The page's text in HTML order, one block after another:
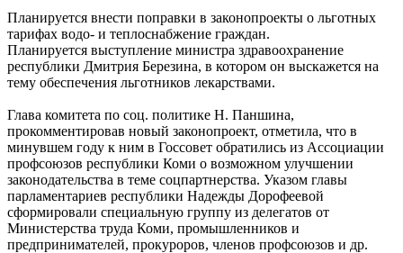
Планируется внести поправки в законопроекты о льготных
тарифах водо- и теплоснабжение граждан.
Планируется выступление министра здравоохранение
республики Дмитрия Березина, в котором он выскажется на
тему обеспечения льготников лекарствами.
Глава комитета по соц. политике Н. Паншина,
прокомментировав новый законопроект, отметила, что в
минувшем году к ним в Госсовет обратились из Ассоциации
профсоюзов республики Коми о возможном улучшении
законодательства в теме соцпартнерства. Указом главы
парламентариев республики Надежды Дорофеевой
сформировали специальную группу из делегатов от
Министерства труда Коми, промышленников и
предпринимателей, прокуроров, членов профсоюзов и др.